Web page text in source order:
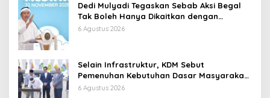
Dedi Mulyadi Tegaskan Sebab Aksi Begal
Tak Boleh Hanya Dikaitkan dengan
Ekonomi
6 Agustus 2026
Selain Infrastruktur, KDM Sebut
Pemenuhan Kebutuhan Dasar Masyarakat
Jadi Fokus APBD Jabar 2027
6 Agustus 2026